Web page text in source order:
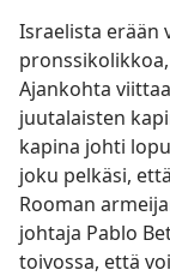
Israelista erään
Ajankohta
juutalaisten
kapina johti
joku pelkäsi,
Rooman
johtaja Pablo
toivossa, että